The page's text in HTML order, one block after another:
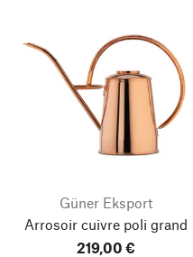
Güner Eksport
Arrosoir cuivre poli grand
219,00 €